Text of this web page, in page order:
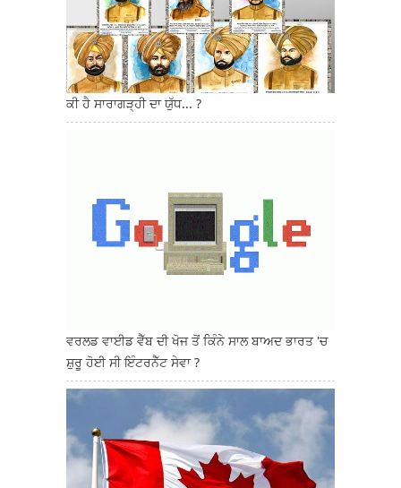
ਕੀ ਹੈ ਸਾਰਾਗੜ੍ਹੀ ਦਾ ਯੁੱਧ... ?
ਵਰਲਡ ਵਾਈਡ ਵੈੱਬ ਦੀ ਖੋਜ ਤੋਂ ਕਿੰਨੇ ਸਾਲ ਬਾਅਦ ਭਾਰਤ 'ਚ
ਸ਼ੁਰੂ ਹੋਈ ਸੀ ਇੰਟਰਨੈੱਟ ਸੇਵਾ ?